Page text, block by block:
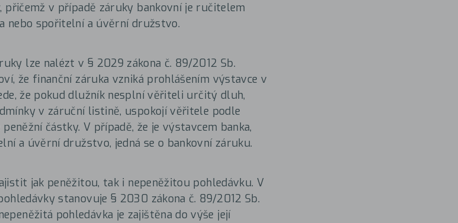
v případě záruky bankovní je ručitelem
nebo spořitelní a úvěrní družstvo.
lze nalézt v § 2029 zákona č. 89/2012 Sb.
že finanční záruka vzniká prohlášením výstavce v
že pokud dlužník nesplní věřiteli určitý dluh,
v záruční listině, uspokojí věřitele podle
částky. V případě, že je výstavcem banka,
a úvěrní družstvo, jedná se o bankovní záruku.
jak peněžitou, tak i nepeněžitou pohledávku. V
stanovuje § 2030 zákona č. 89/2012 Sb.
pohledávka je zajištěna do výše její